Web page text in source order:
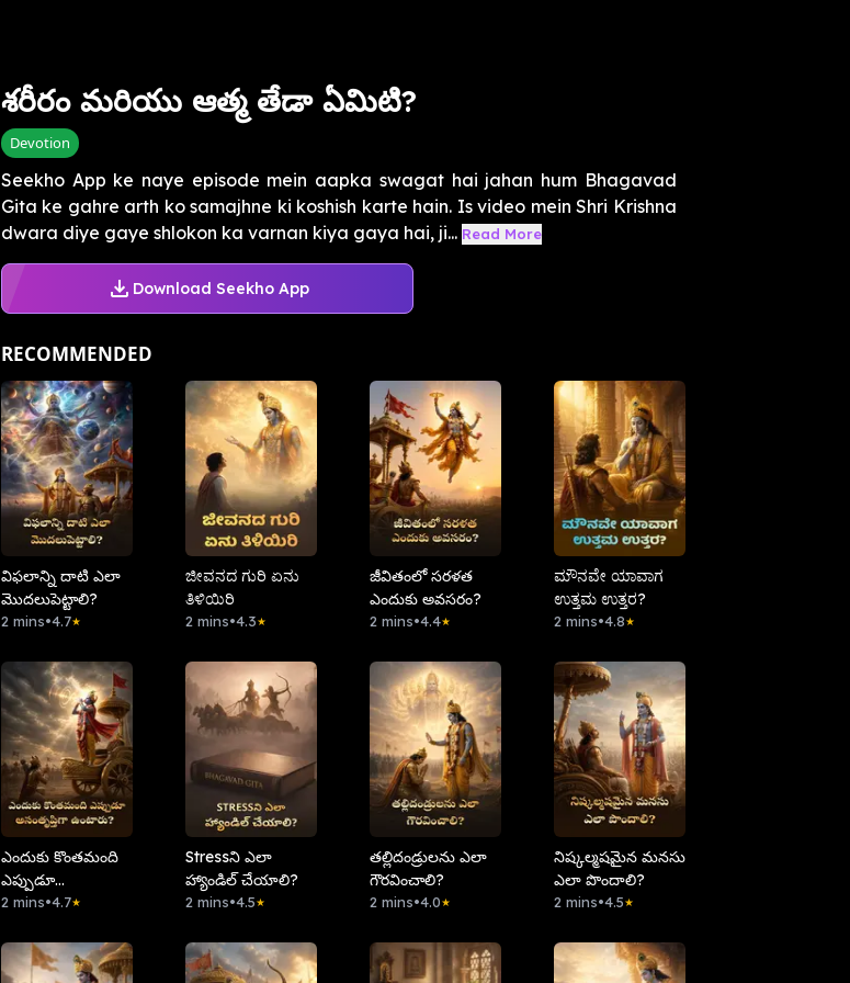
శరీరం మరియు ఆత్మ తేడా ఏమిటి?
Devotion
Seekho App ke naye episode mein aapka swagat hai jahan hum Bhagavad
Gita ke gahre arth ko samajhne ki koshish karte hain. Is video mein Shri Krishna
dwara diye gaye shlokon ka varnan kiya gaya hai, ji... Read More
Download Seekho App
RECOMMENDED
విఫలాన్ని దాటి ఎలా
మొదలుపెట్టాలి?
2 mins•4.7★
ಜೀವನದ ಗುರಿ ಏನು
ತಿಳಿಯಿರಿ
2 mins•4.3★
జీవితంలో సరళత
ఎందుకు అవసరం?
2 mins•4.4★
ಮೌನವೇ ಯಾವಾಗ
ಉತ್ತಮ ಉತ್ತರ?
2 mins•4.8★
ఎందుకు కొంతమంది
ఎప్పుడూ
అసంతృప్తిగా
2 mins•4.7★
Stress‌ని ఎలా
హ్యాండిల్ చేయాలి?
2 mins•4.5★
తల్లిదండ్రులను ఎలా
గౌరవించాలి?
2 mins•4.0★
నిష్కల్మషమైన మనసు
ఎలా పొందాలి?
2 mins•4.5★